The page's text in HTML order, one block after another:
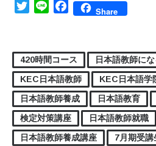
TwitterLine FacebookShare
420時間コース 日本語教師に
KEC日本語教師
KEC日本語学
日本語教師養成
日本語教育
検定対策講座
日本語教師就職
日本語教師養成講座
7月期受講